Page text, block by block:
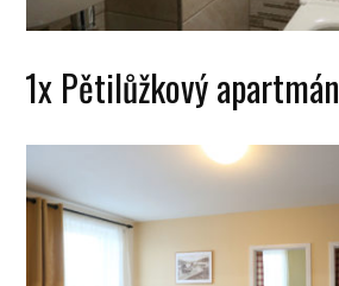
1x Pětilůžkový apartmán